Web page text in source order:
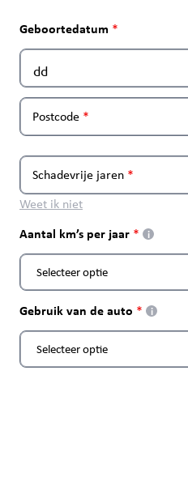
Geboortedatum
Postcode
Schadevrije jaren
Weet ik niet
Aantal km’s per jaar i
Gebruik van de auto i